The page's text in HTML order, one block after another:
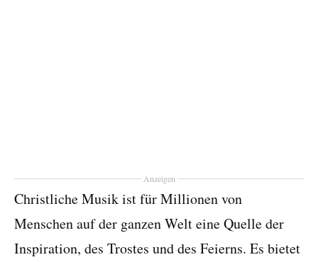
Anzeigen
Christliche Musik ist für Millionen von
Menschen auf der ganzen Welt eine Quelle der
Inspiration, des Trostes und des Feierns. Es bietet